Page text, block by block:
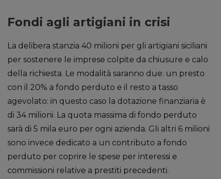
Fondi agli artigiani in crisi
La delibera stanzia 40 milioni per gli artigiani siciliani
per sostenere le imprese colpite da chiusure e calo
della richiesta. Le modalità saranno due: un presto
con il 20% a fondo perduto e il resto a tasso
agevolato: in questo caso la dotazione finanziaria è
di 34 milioni. La quota massima di fondo perduto
sarà di 5 mila euro per ogni azienda. Gli altri 6 milioni
sono invece dedicato a un contributo a fondo
perduto per coprire le spese per interessi e
commissioni relative a prestiti precedenti.